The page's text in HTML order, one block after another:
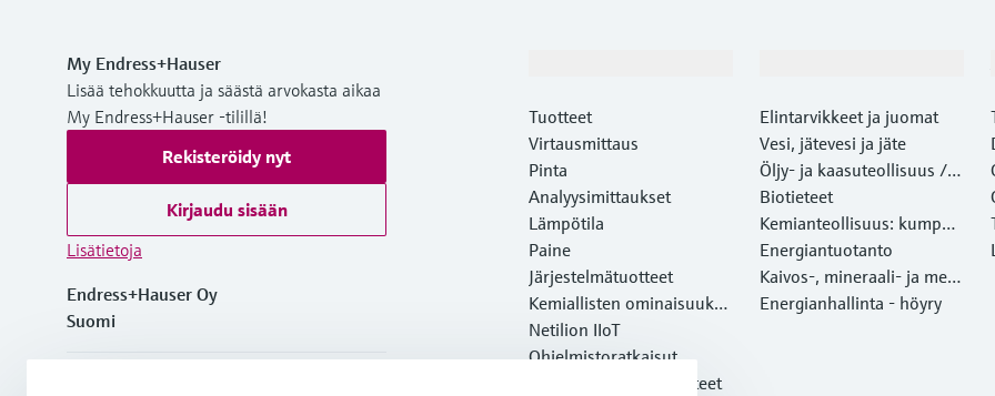
My Endress+Hauser
Lisää tehokkuutta ja säästä arvokasta aikaa
My Endress+Hauser -tilillä!
Rekisteröidy nyt
Kirjaudu sisään
Lisätietoja
Endress+Hauser Oy
Suomi
Tuotteet
Virtausmittaus
Pinta
Analyysimittaukset
Lämpötila
Paine
Järjestelmätuotteet
Kemiallisten ominaisuuksi
en optinen analyysi
Netilion IIoT
Ohjelmistoratkaisut
Esittelyssä olevat tuotteet
Elintarvikkeet ja juomat
Vesi, jätevesi ja jäte
Öljy- ja kaasuteollisuus /
Marine
Biotieteet
Kemianteollisuus: kumppa
ni kestävään menestyksee
n
Energiantuotanto
Kaivos-, mineraali- ja meta
lliteollisuus
Energianhallinta - höyry